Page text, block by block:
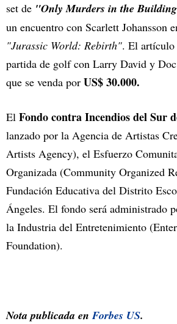
set de "Only Murders in the
un encuentro con Scarlett Johansson
"Jurassic World: Rebirth". El artículo
partida de golf con Larry David y Doc
que se venda por US$ 30.000.
El Fondo contra Incendios del Sur
lanzado por la Agencia de Artistas
Artists Agency), el Esfuerzo
Organizada (Community Organized
Fundación Educativa del Distrito
Ángeles. El fondo será administrado
la Industria del Entretenimiento
Foundation).
Nota publicada enForbes US.